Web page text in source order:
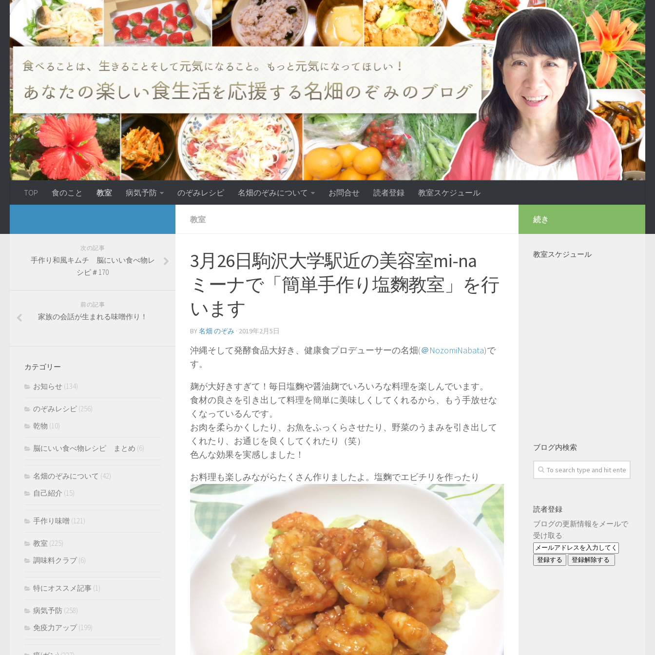
TOP 食のこと 教室 病気予防 のぞみレシピ 名畑のぞみについて お問合せ 読者登録 教室スケジュール
教室
3月26日駒沢大学駅近の美容室mi-na
ミーナで「簡単手作り塩麴教室」を行
います
BY名畑 のぞみ · 2019年2月5日
沖縄そして発酵食品大好き、健康食プロデューサーの名畑(＠NozomiNabata)で
す。
麹が大好きすぎて！毎日塩麴や醤油麹でいろいろな料理を楽しんでいます。
食材の良さを引き出して料理を簡単に美味しくしてくれるから、もう手放せな
くなっているんです。
お肉を柔らかくしたり、お魚をふっくらさせたり、野菜のうまみを引き出して
くれたり、お通じを良くしてくれたり（笑）
色んな効果を実感しました！
お料理も楽しみながらたくさん作りましたよ。塩麴でエビチリを作ったり
次の記事
手作り和風キムチ 脳にいい食べ物レ
シピ＃170
前の記事
家族の会話が生まれる味噌作り！
カテゴリー
お知らせ (134)
のぞみレシピ (256)
乾物 (10)
脳にいい食べ物レシピ まとめ (6)
名畑のぞみについて (42)
自己紹介 (15)
手作り味噌 (121)
教室 (225)
調味料クラブ (6)
特にオススメ記事 (1)
病気予防 (258)
免疫力アップ(199)
続き
教室スケジュール
ブログ内検索
読者登録
ブログの更新情報をメールで
受け取る: